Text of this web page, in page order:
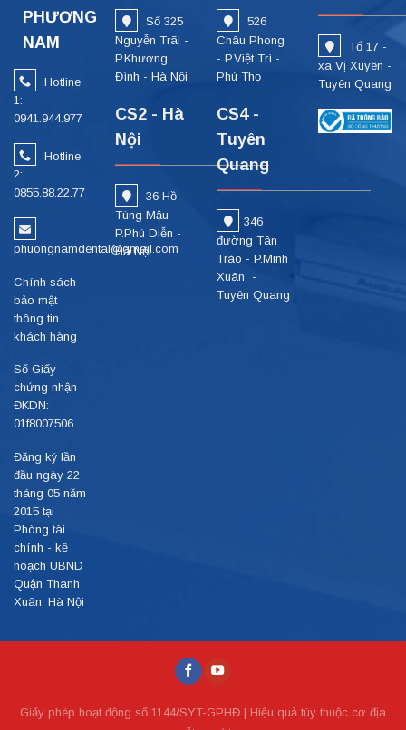
PHƯƠNG
NAM
Hotline
1:
0941.944.977
Hotline
2:
0855.88.22.77
phuongnamdental@gmail.com
Chính sách
bảo mật
thông tin
khách hàng
Số Giấy
chứng nhận
ĐKDN:
01f8007506
Đăng ký lần
đầu ngày 22
tháng 05 năm
2015 tại
Phòng tài
chính - kế
hoạch UBND
Quận Thanh
Xuân, Hà Nội
Số 325
Nguyễn Trãi -
P.Khương
Đình - Hà Nội
CS2 - Hà
Nội
36 Hồ
Tùng Mậu -
P.Phú Diễn -
Hà Nội
526
Châu Phong
- P.Việt Trì -
Phú Thọ
CS4 -
Tuyên
Quang
346
đường Tân
Trào - P.Minh
Xuân -
Tuyên Quang
Tổ 17 -
xã Vị Xuyên -
Tuyên Quang
Giấy phép hoạt động số 1144/SYT-GPHĐ | Hiệu quả tùy thuộc cơ địa